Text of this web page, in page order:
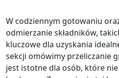
W codziennym gotowaniu
odmierzanie składników,
kluczowe dla uzyskania
sekcji omówimy przeliczanie
jest istotne dla osób, które